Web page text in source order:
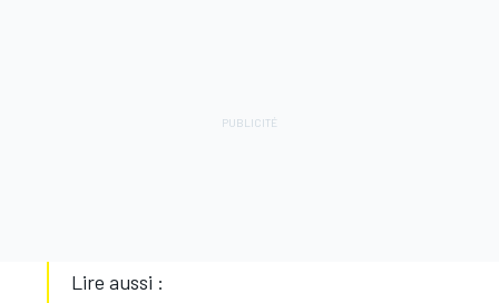
Lire aussi :